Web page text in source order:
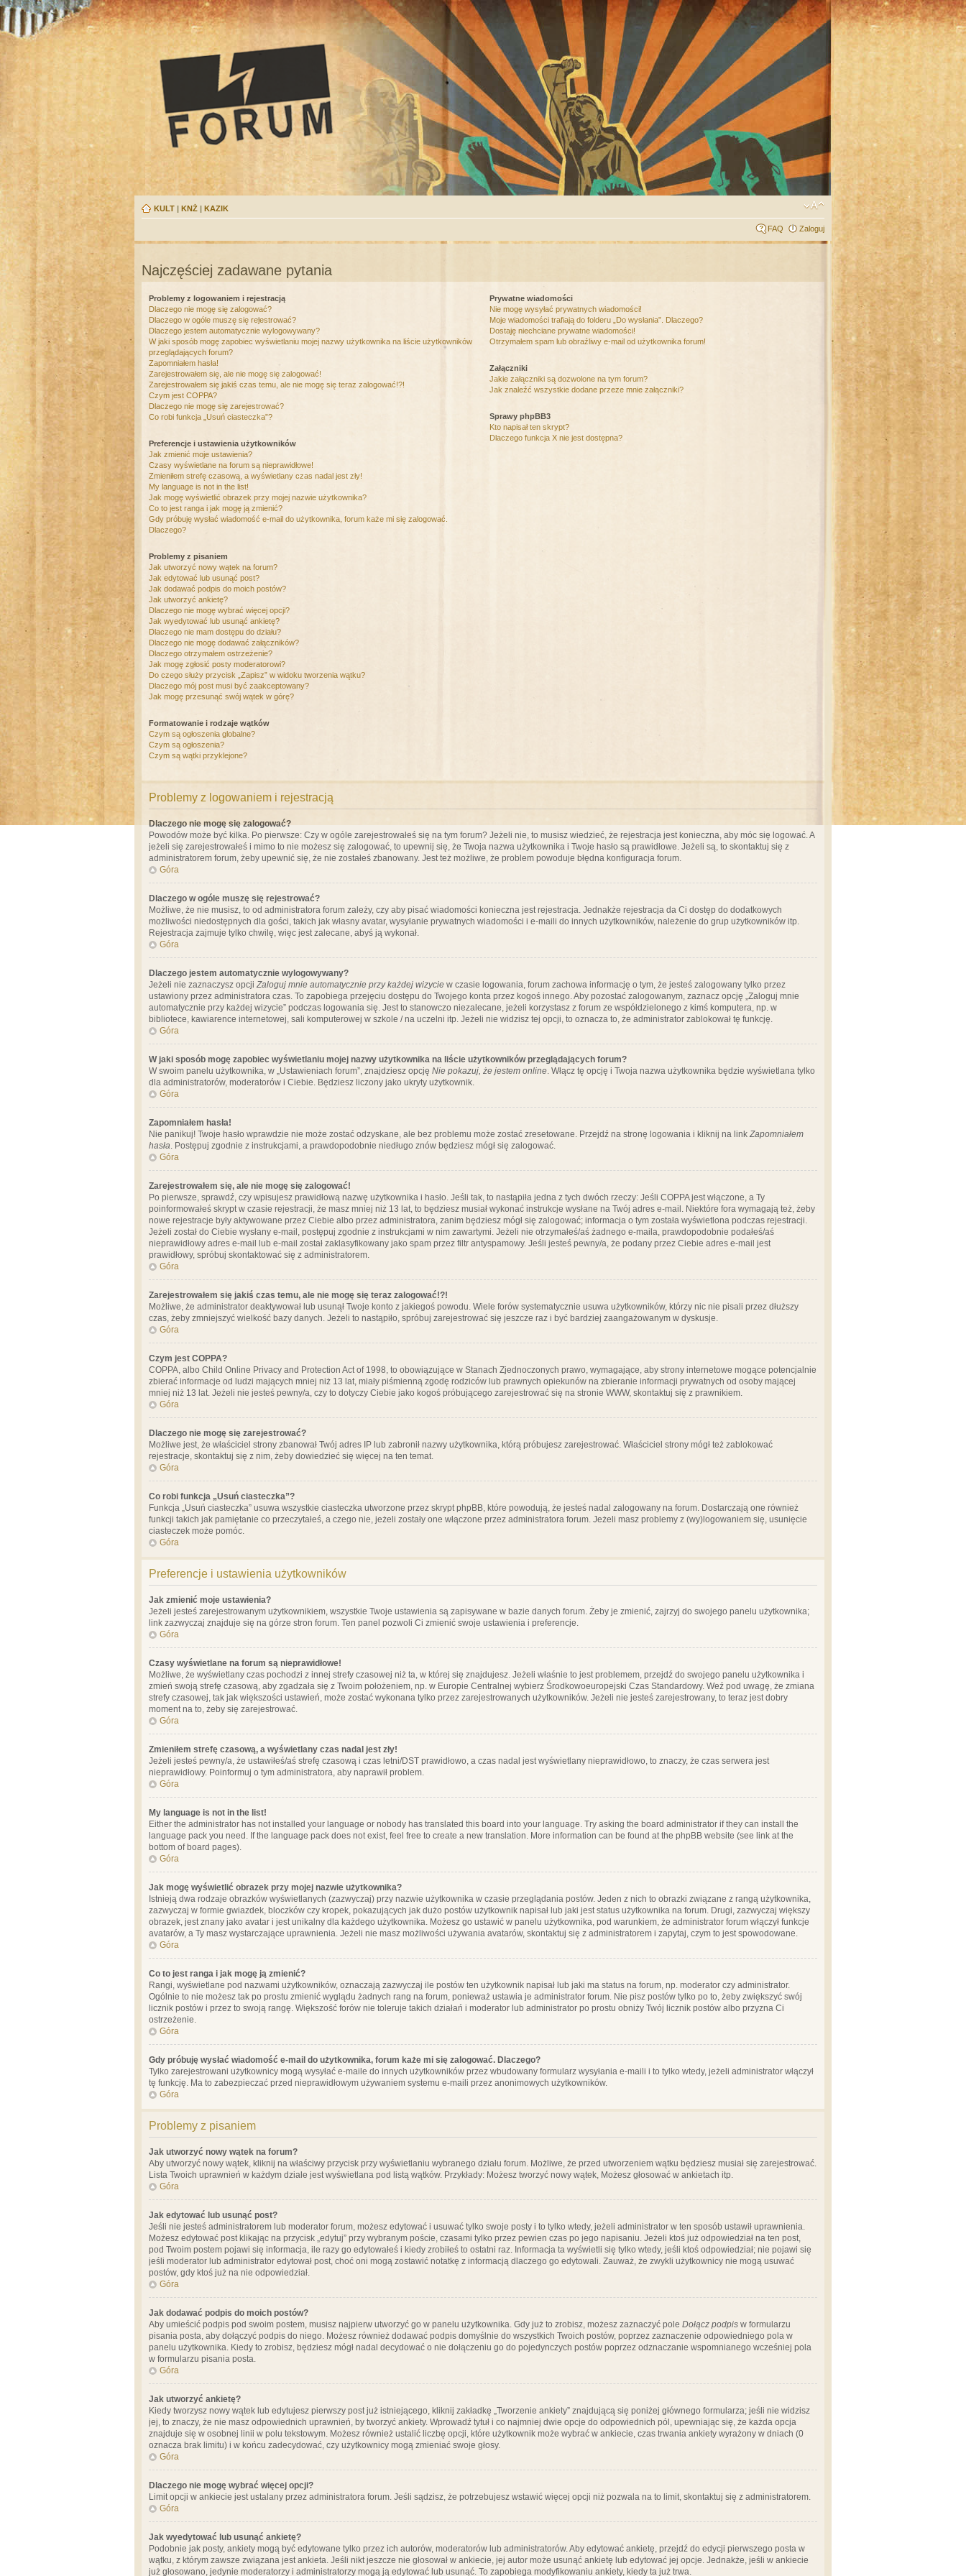
KULT | KNŻ | KAZIK
FAQ Zaloguj
Najczęściej zadawane pytania
Problemy z logowaniem i rejestracją
Dlaczego nie mogę się zalogować?
Dlaczego w ogóle muszę się rejestrować?
Dlaczego jestem automatycznie wylogowywany?
W jaki sposób mogę zapobiec wyświetlaniu mojej nazwy użytkownika na liście użytkowników
przeglądających forum?
Zapomniałem hasła!
Zarejestrowałem się, ale nie mogę się zalogować!
Zarejestrowałem się jakiś czas temu, ale nie mogę się teraz zalogować!?!
Czym jest COPPA?
Dlaczego nie mogę się zarejestrować?
Co robi funkcja „Usuń ciasteczka”?
Preferencje i ustawienia użytkowników
Jak zmienić moje ustawienia?
Czasy wyświetlane na forum są nieprawidłowe!
Zmieniłem strefę czasową, a wyświetlany czas nadal jest zły!
My language is not in the list!
Jak mogę wyświetlić obrazek przy mojej nazwie użytkownika?
Co to jest ranga i jak mogę ją zmienić?
Gdy próbuję wysłać wiadomość e-mail do użytkownika, forum każe mi się zalogować.
Dlaczego?
Problemy z pisaniem
Jak utworzyć nowy wątek na forum?
Jak edytować lub usunąć post?
Jak dodawać podpis do moich postów?
Jak utworzyć ankietę?
Dlaczego nie mogę wybrać więcej opcji?
Jak wyedytować lub usunąć ankietę?
Dlaczego nie mam dostępu do działu?
Dlaczego nie mogę dodawać załączników?
Dlaczego otrzymałem ostrzeżenie?
Jak mogę zgłosić posty moderatorowi?
Do czego służy przycisk „Zapisz” w widoku tworzenia wątku?
Dlaczego mój post musi być zaakceptowany?
Jak mogę przesunąć swój wątek w górę?
Formatowanie i rodzaje wątków
Czym są ogłoszenia globalne?
Czym są ogłoszenia?
Czym są wątki przyklejone?
Prywatne wiadomości
Nie mogę wysyłać prywatnych wiadomości!
Moje wiadomości trafiają do folderu „Do wysłania”. Dlaczego?
Dostaję niechciane prywatne wiadomości!
Otrzymałem spam lub obraźliwy e-mail od użytkownika forum!
Załączniki
Jakie załączniki są dozwolone na tym forum?
Jak znaleźć wszystkie dodane przeze mnie załączniki?
Sprawy phpBB3
Kto napisał ten skrypt?
Dlaczego funkcja X nie jest dostępna?
Problemy z logowaniem i rejestracją
Dlaczego nie mogę się zalogować?
Powodów może być kilka. Po pierwsze: Czy w ogóle zarejestrowałeś się na tym forum? Jeżeli nie, to musisz wiedzieć, że rejestracja jest konieczna, aby móc się logować. A
jeżeli się zarejestrowałeś i mimo to nie możesz się zalogować, to upewnij się, że Twoja nazwa użytkownika i Twoje hasło są prawidłowe. Jeżeli są, to skontaktuj się z
administratorem forum, żeby upewnić się, że nie zostałeś zbanowany. Jest też możliwe, że problem powoduje błędna konfiguracja forum.
Góra
Dlaczego w ogóle muszę się rejestrować?
Możliwe, że nie musisz, to od administratora forum zależy, czy aby pisać wiadomości konieczna jest rejestracja. Jednakże rejestracja da Ci dostęp do dodatkowych
możliwości niedostępnych dla gości, takich jak własny avatar, wysyłanie prywatnych wiadomości i e-maili do innych użytkowników, należenie do grup użytkowników itp.
Rejestracja zajmuje tylko chwilę, więc jest zalecane, abyś ją wykonał.
Góra
Dlaczego jestem automatycznie wylogowywany?
Jeżeli nie zaznaczysz opcji Zaloguj mnie automatycznie przy każdej wizycie w czasie logowania, forum zachowa informację o tym, że jesteś zalogowany tylko przez
ustawiony przez administratora czas. To zapobiega przejęciu dostępu do Twojego konta przez kogoś innego. Aby pozostać zalogowanym, zaznacz opcję „Zaloguj mnie
automatycznie przy każdej wizycie” podczas logowania się. Jest to stanowczo niezalecane, jeżeli korzystasz z forum ze współdzielonego z kimś komputera, np. w
bibliotece, kawiarence internetowej, sali komputerowej w szkole / na uczelni itp. Jeżeli nie widzisz tej opcji, to oznacza to, że administrator zablokował tę funkcję.
Góra
W jaki sposób mogę zapobiec wyświetlaniu mojej nazwy użytkownika na liście użytkowników przeglądających forum?
W swoim panelu użytkownika, w „Ustawieniach forum”, znajdziesz opcję Nie pokazuj, że jestem online. Włącz tę opcję i Twoja nazwa użytkownika będzie wyświetlana tylko
dla administratorów, moderatorów i Ciebie. Będziesz liczony jako ukryty użytkownik.
Góra
Zapomniałem hasła!
Nie panikuj! Twoje hasło wprawdzie nie może zostać odzyskane, ale bez problemu może zostać zresetowane. Przejdź na stronę logowania i kliknij na link Zapomniałem
hasła. Postępuj zgodnie z instrukcjami, a prawdopodobnie niedługo znów będziesz mógł się zalogować.
Góra
Zarejestrowałem się, ale nie mogę się zalogować!
Po pierwsze, sprawdź, czy wpisujesz prawidłową nazwę użytkownika i hasło. Jeśli tak, to nastąpiła jedna z tych dwóch rzeczy: Jeśli COPPA jest włączone, a Ty
poinformowałeś skrypt w czasie rejestracji, że masz mniej niż 13 lat, to będziesz musiał wykonać instrukcje wysłane na Twój adres e-mail. Niektóre fora wymagają też, żeby
nowe rejestracje były aktywowane przez Ciebie albo przez administratora, zanim będziesz mógł się zalogować; informacja o tym została wyświetlona podczas rejestracji.
Jeżeli został do Ciebie wysłany e-mail, postępuj zgodnie z instrukcjami w nim zawartymi. Jeżeli nie otrzymałeś/aś żadnego e-maila, prawdopodobnie podałeś/aś
nieprawidłowy adres e-mail lub e-mail został zaklasyfikowany jako spam przez filtr antyspamowy. Jeśli jesteś pewny/a, że podany przez Ciebie adres e-mail jest
prawidłowy, spróbuj skontaktować się z administratorem.
Góra
Zarejestrowałem się jakiś czas temu, ale nie mogę się teraz zalogować!?!
Możliwe, że administrator deaktywował lub usunął Twoje konto z jakiegoś powodu. Wiele forów systematycznie usuwa użytkowników, którzy nic nie pisali przez dłuższy
czas, żeby zmniejszyć wielkość bazy danych. Jeżeli to nastąpiło, spróbuj zarejestrować się jeszcze raz i być bardziej zaangażowanym w dyskusje.
Góra
Czym jest COPPA?
COPPA, albo Child Online Privacy and Protection Act of 1998, to obowiązujące w Stanach Zjednoczonych prawo, wymagające, aby strony internetowe mogące potencjalnie
zbierać informacje od ludzi mających mniej niż 13 lat, miały piśmienną zgodę rodziców lub prawnych opiekunów na zbieranie informacji prywatnych od osoby mającej
mniej niż 13 lat. Jeżeli nie jesteś pewny/a, czy to dotyczy Ciebie jako kogoś próbującego zarejestrować się na stronie WWW, skontaktuj się z prawnikiem.
Góra
Dlaczego nie mogę się zarejestrować?
Możliwe jest, że właściciel strony zbanował Twój adres IP lub zabronił nazwy użytkownika, którą próbujesz zarejestrować. Właściciel strony mógł też zablokować
rejestracje, skontaktuj się z nim, żeby dowiedzieć się więcej na ten temat.
Góra
Co robi funkcja „Usuń ciasteczka”?
Funkcja „Usuń ciasteczka” usuwa wszystkie ciasteczka utworzone przez skrypt phpBB, które powodują, że jesteś nadal zalogowany na forum. Dostarczają one również
funkcji takich jak pamiętanie co przeczytałeś, a czego nie, jeżeli zostały one włączone przez administratora forum. Jeżeli masz problemy z (wy)logowaniem się, usunięcie
ciasteczek może pomóc.
Góra
Preferencje i ustawienia użytkowników
Jak zmienić moje ustawienia?
Jeżeli jesteś zarejestrowanym użytkownikiem, wszystkie Twoje ustawienia są zapisywane w bazie danych forum. Żeby je zmienić, zajrzyj do swojego panelu użytkownika;
link zazwyczaj znajduje się na górze stron forum. Ten panel pozwoli Ci zmienić swoje ustawienia i preferencje.
Góra
Czasy wyświetlane na forum są nieprawidłowe!
Możliwe, że wyświetlany czas pochodzi z innej strefy czasowej niż ta, w której się znajdujesz. Jeżeli właśnie to jest problemem, przejdź do swojego panelu użytkownika i
zmień swoją strefę czasową, aby zgadzała się z Twoim położeniem, np. w Europie Centralnej wybierz Środkowoeuropejski Czas Standardowy. Weź pod uwagę, że zmiana
strefy czasowej, tak jak większości ustawień, może zostać wykonana tylko przez zarejestrowanych użytkowników. Jeżeli nie jesteś zarejestrowany, to teraz jest dobry
moment na to, żeby się zarejestrować.
Góra
Zmieniłem strefę czasową, a wyświetlany czas nadal jest zły!
Jeżeli jesteś pewny/a, że ustawiłeś/aś strefę czasową i czas letni/DST prawidłowo, a czas nadal jest wyświetlany nieprawidłowo, to znaczy, że czas serwera jest
nieprawidłowy. Poinformuj o tym administratora, aby naprawił problem.
Góra
My language is not in the list!
Either the administrator has not installed your language or nobody has translated this board into your language. Try asking the board administrator if they can install the
language pack you need. If the language pack does not exist, feel free to create a new translation. More information can be found at the phpBB website (see link at the
bottom of board pages).
Góra
Jak mogę wyświetlić obrazek przy mojej nazwie użytkownika?
Istnieją dwa rodzaje obrazków wyświetlanych (zazwyczaj) przy nazwie użytkownika w czasie przeglądania postów. Jeden z nich to obrazki związane z rangą użytkownika,
zazwyczaj w formie gwiazdek, bloczków czy kropek, pokazujących jak dużo postów użytkownik napisał lub jaki jest status użytkownika na forum. Drugi, zazwyczaj większy
obrazek, jest znany jako avatar i jest unikalny dla każdego użytkownika. Możesz go ustawić w panelu użytkownika, pod warunkiem, że administrator forum włączył funkcje
avatarów, a Ty masz wystarczające uprawnienia. Jeżeli nie masz możliwości używania avatarów, skontaktuj się z administratorem i zapytaj, czym to jest spowodowane.
Góra
Co to jest ranga i jak mogę ją zmienić?
Rangi, wyświetlane pod nazwami użytkowników, oznaczają zazwyczaj ile postów ten użytkownik napisał lub jaki ma status na forum, np. moderator czy administrator.
Ogólnie to nie możesz tak po prostu zmienić wyglądu żadnych rang na forum, ponieważ ustawia je administrator forum. Nie pisz postów tylko po to, żeby zwiększyć swój
licznik postów i przez to swoją rangę. Większość forów nie toleruje takich działań i moderator lub administrator po prostu obniży Twój licznik postów albo przyzna Ci
ostrzeżenie.
Góra
Gdy próbuję wysłać wiadomość e-mail do użytkownika, forum każe mi się zalogować. Dlaczego?
Tylko zarejestrowani użytkownicy mogą wysyłać e-maile do innych użytkowników przez wbudowany formularz wysyłania e-maili i to tylko wtedy, jeżeli administrator włączył
tę funkcję. Ma to zabezpieczać przed nieprawidłowym używaniem systemu e-maili przez anonimowych użytkowników.
Góra
Problemy z pisaniem
Jak utworzyć nowy wątek na forum?
Aby utworzyć nowy wątek, kliknij na właściwy przycisk przy wyświetlaniu wybranego działu forum. Możliwe, że przed utworzeniem wątku będziesz musiał się zarejestrować.
Lista Twoich uprawnień w każdym dziale jest wyświetlana pod listą wątków. Przykłady: Możesz tworzyć nowy wątek, Możesz głosować w ankietach itp.
Góra
Jak edytować lub usunąć post?
Jeśli nie jesteś administratorem lub moderator forum, możesz edytować i usuwać tylko swoje posty i to tylko wtedy, jeżeli administrator w ten sposób ustawił uprawnienia.
Możesz edytować post klikając na przycisk „edytuj” przy wybranym poście, czasami tylko przez pewien czas po jego napisaniu. Jeżeli ktoś już odpowiedział na ten post,
pod Twoim postem pojawi się informacja, ile razy go edytowałeś i kiedy zrobiłeś to ostatni raz. Informacja ta wyświetli się tylko wtedy, jeśli ktoś odpowiedział; nie pojawi się
jeśli moderator lub administrator edytował post, choć oni mogą zostawić notatkę z informacją dlaczego go edytowali. Zauważ, że zwykli użytkownicy nie mogą usuwać
postów, gdy ktoś już na nie odpowiedział.
Góra
Jak dodawać podpis do moich postów?
Aby umieścić podpis pod swoim postem, musisz najpierw utworzyć go w panelu użytkownika. Gdy już to zrobisz, możesz zaznaczyć pole Dołącz podpis w formularzu
pisania posta, aby dołączyć podpis do niego. Możesz również dodawać podpis domyślnie do wszystkich Twoich postów, poprzez zaznaczenie odpowiedniego pola w
panelu użytkownika. Kiedy to zrobisz, będziesz mógł nadal decydować o nie dołączeniu go do pojedynczych postów poprzez odznaczanie wspomnianego wcześniej pola
w formularzu pisania posta.
Góra
Jak utworzyć ankietę?
Kiedy tworzysz nowy wątek lub edytujesz pierwszy post już istniejącego, kliknij zakładkę „Tworzenie ankiety” znajdującą się poniżej głównego formularza; jeśli nie widzisz
jej, to znaczy, że nie masz odpowiednich uprawnień, by tworzyć ankiety. Wprowadź tytuł i co najmniej dwie opcje do odpowiednich pól, upewniając się, że każda opcja
znajduje się w osobnej linii w polu tekstowym. Możesz również ustalić liczbę opcji, które użytkownik może wybrać w ankiecie, czas trwania ankiety wyrażony w dniach (0
oznacza brak limitu) i w końcu zadecydować, czy użytkownicy mogą zmieniać swoje głosy.
Góra
Dlaczego nie mogę wybrać więcej opcji?
Limit opcji w ankiecie jest ustalany przez administratora forum. Jeśli sądzisz, że potrzebujesz wstawić więcej opcji niż pozwala na to limit, skontaktuj się z administratorem.
Góra
Jak wyedytować lub usunąć ankietę?
Podobnie jak posty, ankiety mogą być edytowane tylko przez ich autorów, moderatorów lub administratorów. Aby edytować ankietę, przejdź do edycji pierwszego posta w
wątku, z którym zawsze związana jest ankieta. Jeśli nikt jeszcze nie głosował w ankiecie, jej autor może usunąć ankietę lub edytować jej opcje. Jednakże, jeśli w ankiecie
już głosowano, jedynie moderatorzy i administratorzy mogą ją edytować lub usunąć. To zapobiega modyfikowaniu ankiety, kiedy ta już trwa.